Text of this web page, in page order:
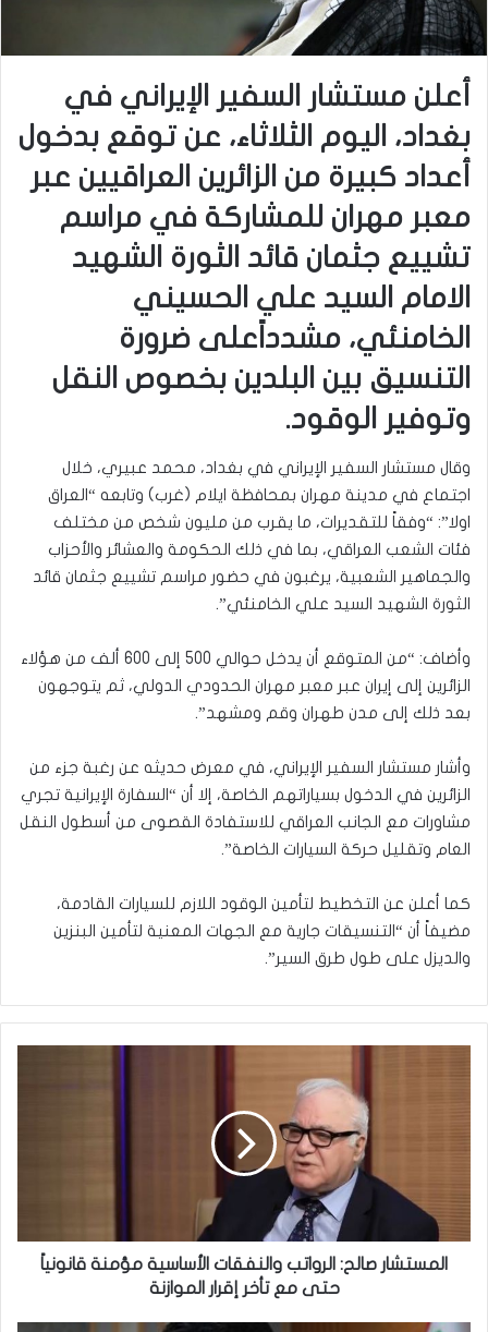
أعلن مستشار السفير الإيراني في
بغداد، اليوم الثلاثاء، عن توقع بدخول
أعداد كبيرة من الزائرين العراقيين عبر
معبر مهران للمشاركة في مراسم
تشييع جثمان قائد الثورة الشهيد
الامام السيد علي الحسيني
الخامنئي، مشدداًعلى ضرورة
التنسيق بين البلدين بخصوص النقل
وتوفير الوقود.
وقال مستشار السفير الإيراني في بغداد، محمد عبيري، خلال
اجتماع في مدينة مهران بمحافظة ايلام (غرب) وتابعه “العراق
اولا”: “وفقاً للتقديرات، ما يقرب من مليون شخص من مختلف
فئات الشعب العراقي، بما في ذلك الحكومة والعشائر والأحزاب
والجماهير الشعبية، يرغبون في حضور مراسم تشييع جثمان قائد
الثورة الشهيد السيد علي الخامنئي”.
وأضاف: “من المتوقع أن يدخل حوالي 500 إلى 600 ألف من هؤلاء
الزائرين إلى إيران عبر معبر مهران الحدودي الدولي، ثم يتوجهون
بعد ذلك إلى مدن طهران وقم ومشهد”.
وأشار مستشار السفير الإيراني، في معرض حديثه عن رغبة جزء من
الزائرين في الدخول بسياراتهم الخاصة، إلا أن “السفارة الإيرانية تجري
مشاورات مع الجانب العراقي للاستفادة القصوى من أسطول النقل
العام وتقليل حركة السيارات الخاصة”.
كما أعلن عن التخطيط لتأمين الوقود اللازم للسيارات القادمة،
مضيفاً أن “التنسيقات جارية مع الجهات المعنية لتأمين البنزين
والديزل على طول طرق السير”.
قانونياً
مع
المستشار صالح: الرواتب والنفقات الأساسية مؤمنة قانونياً
حتى مع تأخر إقرار الموازنة